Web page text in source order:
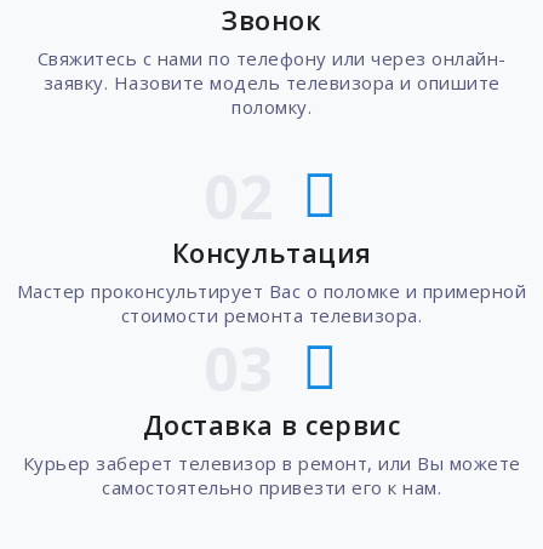
Звонок
Свяжитесь с нами по телефону или через онлайн-
заявку. Назовите модель телевизора и опишите
поломку.
Консультация
Мастер проконсультирует Вас о поломке и примерной
стоимости ремонта телевизора.
Доставка в сервис
Курьер заберет телевизор в ремонт, или Вы можете
самостоятельно привезти его к нам.